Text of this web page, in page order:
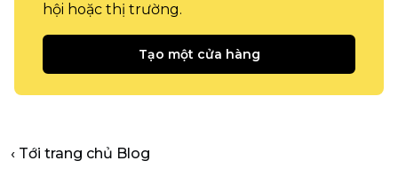
hội hoặc thị trường.
Tạo một cửa hàng
‹ Tới trang chủ Blog